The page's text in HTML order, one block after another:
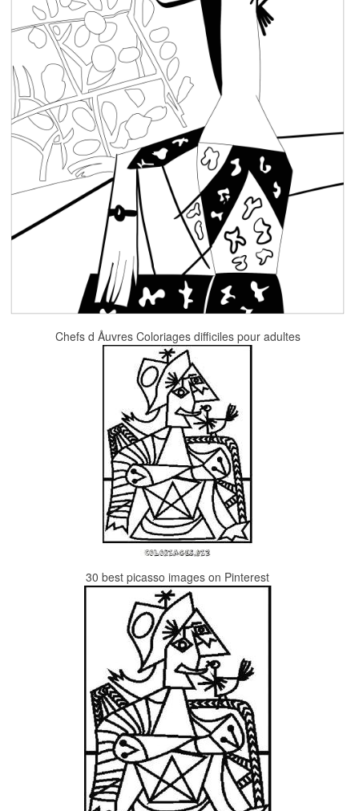
Chefs d Åuvres Coloriages difficiles pour adultes
30 best picasso images on Pinterest